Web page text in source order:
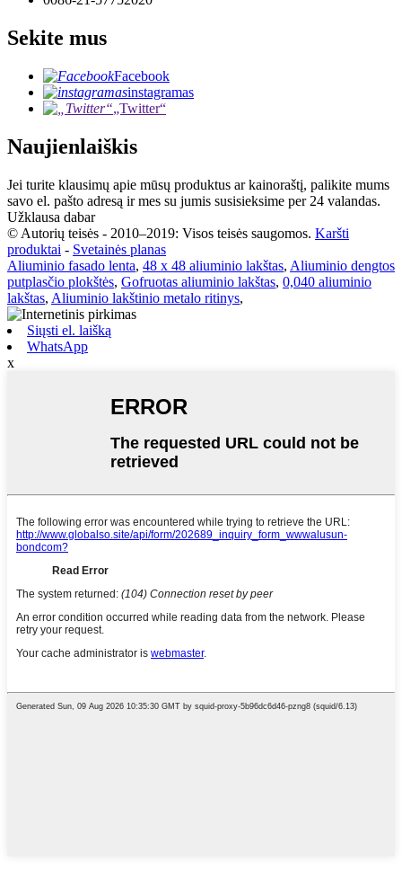
Sekite mus
Facebook
instagramas
„Twitter“
Naujienlaiškis
Jei turite klausimų apie mūsų produktus ar kainoraštį, palikite mums
savo el. pašto adresą ir mes su jumis susisieksime per 24 valandas.
Užklausa dabar
© Autorių teisės - 2010–2019: Visos teisės saugomos. Karšti
produktai - Svetainės planas
Aliuminio fasado lenta, 48 x 48 aliuminio lakštas, Aliuminio dengtos
putplasčio plokštės, Gofruotas aliuminio lakštas, 0,040 aliuminio
lakštas, Aliuminio lakštinio metalo ritinys,
Siųsti el. laišką
WhatsApp
x